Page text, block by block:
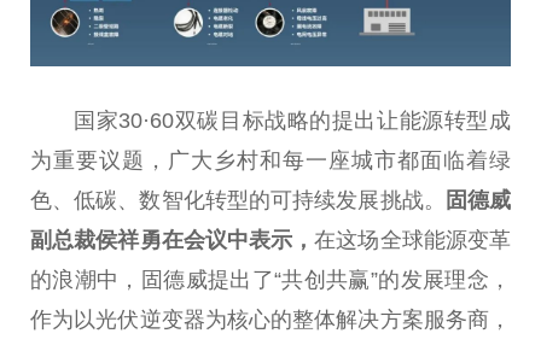
国家30·60双碳目标战略的提出让能源转型成
为重要议题，广大乡村和每一座城市都面临着绿
色、低碳、数智化转型的可持续发展挑战。
固德威
副 总裁侯祥勇在会议中表示，在这场全球能源变革
的浪潮中，固德威提出了“共创共赢”的发展理念，
作为以光伏逆变器为核心的整体解决方案服务商，